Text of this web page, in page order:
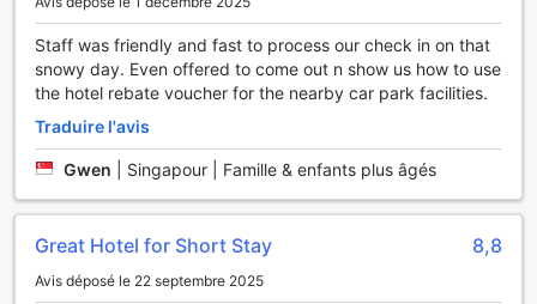
où chaque détail a été pensé pour favoriser la sérénité.
Vous pourrez profiter de soins personnalisés qui allient
techniques traditionnelles et modernes, garantissant une
expérience unique et revitalisante. Que vous choisissiez un
massage apaisant ou un soin du visage revitalisant, l'Hôtel
Hokke Club Niigata-Nagaoka vous promet une escapade
inoubliable dédiée à votre bien-être.
Les Installations Pratiques de l'Hôtel Hokke Club Niigata-
Nagaoka
installations pratiques conçues pour offrir un séjour sans
Staff was friendly and fast to process our check in on that
snowy day. Even offered to come out n show us how to use
the hotel rebate voucher for the nearby car park facilities.
Traduire l'avis
Gwen Singapour | Famille & enfants plus âgés
Great Hotel for Short Stay 8,8
Avis déposé le 22 septembre 2025